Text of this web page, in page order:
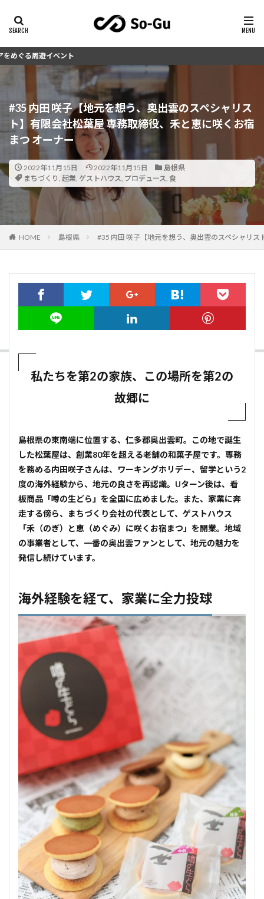
#35 内田 咲子【地元を想う、奥出雲のスペシャリス
ト】有限会社松葉屋 専務取締役、禾と恵に咲くお宿
まつ オーナー
2022年11月15日 2022年11月15日
島根県
まちづくり , 起業, ゲストハウス, プロデュース, 食
HOME 島根県 #35 内田 咲子【地元を想う、奥出雲のスペシャリ
私たちを第2の家族、この場所を第2の
故郷に
――島根県の東南端に位置する、仁多郡奥出雲町。この地で誕生
した松葉屋は、創業80年を超える老舗の和菓子屋です。専務
を務める内田咲子さんは、ワーキングホリデー、留学という2
度の海外経験から、地元の良さを再認識。Uターン後は、看
板商品「噂の生どら」を全国に広めました。また、家業に奔
走する傍ら、まちづくり会社の代表として、ゲストハウス
「禾（のぎ）と恵（めぐみ）に咲くお宿まつ」を開業。地域
の事業者として、一番の奥出雲ファンとして、地元の魅力を
発信し続けています。
海外経験を経て、家業に全力投球